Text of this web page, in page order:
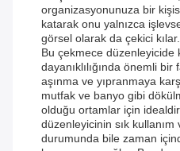
organizasyonunuza bir
katarak onu yalnızca
görsel olarak da çekici kılar.
Bu çekmece düzenleyicide
dayanıklılığında önemli
aşınma ve yıpranmaya
mutfak ve banyo gibi
olduğu ortamlar için
düzenleyicinin sık
durumunda bile zaman